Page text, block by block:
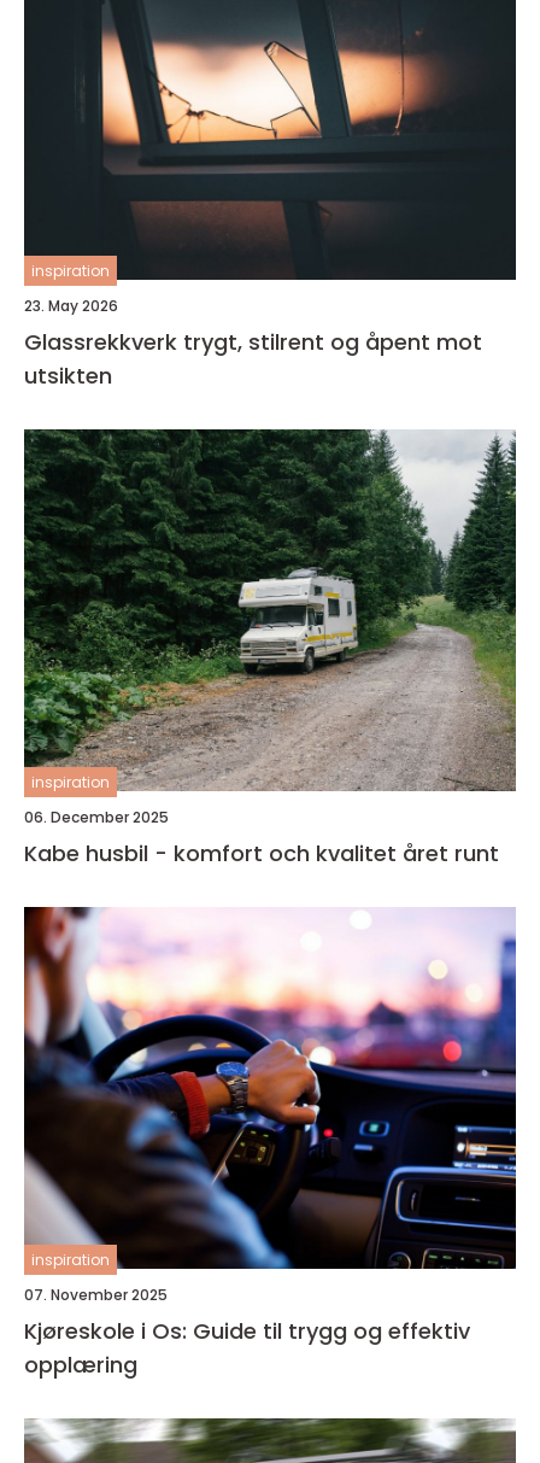
inspiration
23. May 2026
Glassrekkverk trygt, stilrent og åpent mot
utsikten
inspiration
06. December 2025
Kabe husbil - komfort och kvalitet året runt
inspiration
07. November 2025
Kjøreskole i Os: Guide til trygg og effektiv
opplæring